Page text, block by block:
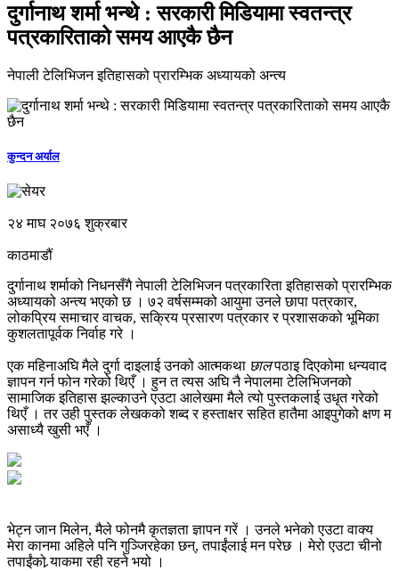
दुर्गानाथ शर्मा भन्थे : सरकारी मिडियामा स्वतन्त्र
पत्रकारिताको समय आएकै छैन
नेपाली टेलिभिजन इतिहासको प्रारम्भिक अध्यायको अन्त्य
कुन्दन अर्याल
२४ माघ २०७६ शुक्रबार
काठमाडौं
दुर्गानाथ शर्माको निधनसँगै नेपाली टेलिभिजन पत्रकारिता इतिहासको प्रारम्भिक
अध्यायको अन्त्य भएको छ । ७२ वर्षसम्मको आयुमा उनले छापा पत्रकार,
लोकप्रिय समाचार वाचक, सक्रिय प्रसारण पत्रकार र प्रशासकको भूमिका
कुशलतापूर्वक निर्वाह गरे ।
एक महिनाअघि मैले दुर्गा दाइलाई उनको आत्मकथा छालपठाइ दिएकोमा धन्यवाद
ज्ञापन गर्न फोन गरेको थिएँ । हुन त त्यस अघि नै नेपालमा टेलिभिजनको
सामाजिक इतिहास झल्काउने एउटा आलेखमा मैले त्यो पुस्तकलाई उधृत गरेको
थिएँ । तर उही पुस्तक लेखकको शब्द र हस्ताक्षर सहित हातैमा आइपुगेको क्षण म
असाध्यै खुसी भएँ ।
भेट्न जान मिलेन, मैले फोनमै कृतज्ञता ज्ञापन गरें । उनले भनेको एउटा वाक्य
मेरा कानमा अहिले पनि गुञ्जिरहेका छन्, तपाईंलाई मन परेछ । मेरो एउटा चीनो
तपाईंको र्‍याकमा रही रहने भयो ।